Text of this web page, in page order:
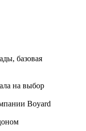
базовая
на выбор
Boyard